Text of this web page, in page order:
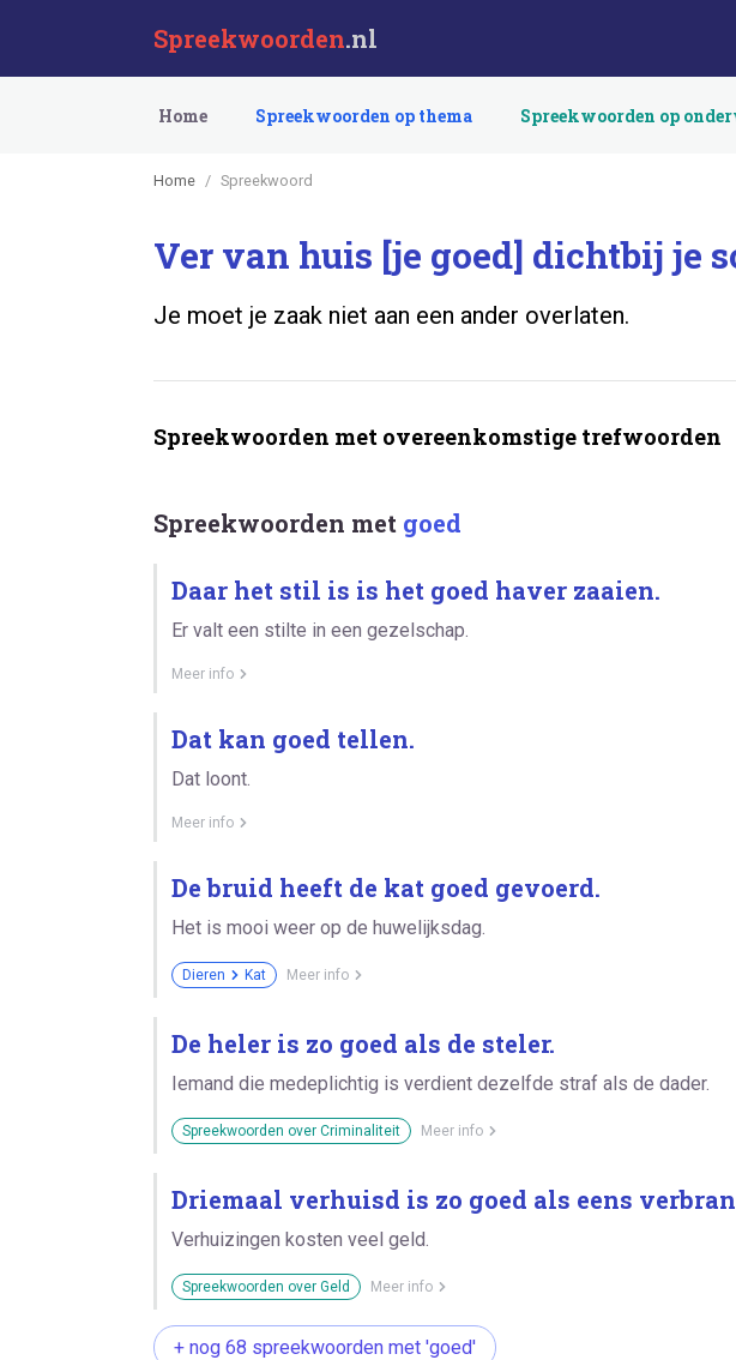
Spreekwoorden.nl
Home Spreekwoorden op thema Spreekwoorden op
Home Spreekwoord
Ver van huis [je goed] dichtbij je
Je moet je zaak niet aan een ander overlaten.
Spreekwoorden met overeenkomstige trefwoorden
Spreekwoorden met goed
Daar het stil is is het goed haver zaaien.
Er valt een stilte in een gezelschap.
Meer info
Dat kan goed tellen.
Dat loont.
Meer info
De bruid heeft de kat goed gevoerd.
Het is mooi weer op de huwelijksdag.
Dieren Kat Meer info
De heler is zo goed als de steler.
Iemand die medeplichtig is verdient dezelfde straf als de dader.
Spreekwoorden over Criminaliteit Meer info
Driemaal verhuisd is zo goed als eens
Verhuizingen kosten veel geld.
Spreekwoorden over Geld Meer info
+ nog 68 spreekwoorden met 'goed'